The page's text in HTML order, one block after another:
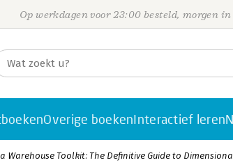
Op werkdagen voor 23:00 besteld, morgen
Overige boekenInteractief leren
Warehouse Toolkit: The Definitive Guide to